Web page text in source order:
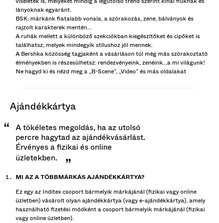
lányoknak egyaránt.
BSK: márkánk fiatalabb vonala, a szórakozás, zene, bálványok és
rajzolt karakterek mentén...
A ruhák mellett a különböző szekciókban kiegészítőket és cipőket is
találhatsz, melyek mindegyik stílushoz jól mennek.
A Bershka közösség tagjaként a vásárláson túl még más szórakoztató
élményekben is részesülhetsz: rendezvényeink, zenéink...a mi világunk!
Ne hagyd ki és nézd meg a „B-Scene”, „Video” és más oldalakat
ajándékkártya
A tökéletes megoldás, ha az utolsó
percre hagytad az ajándékvásárlást.
Érvényes a fizikai és online
üzletekben.
MI AZ A TÖBBMÁRKÁS AJÁNDÉKKÁRTYA?
Ez egy az Inditex csoport bármelyik márkájánál (fizikai vagy online
üzletben) vásárolt olyan ajándékkártya (vagy e-ajándékkártya), amely
használható fizetési módként a csoport bármelyik márkájánál (fizikai
vagy online üzletben).